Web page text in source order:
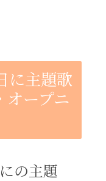
に主題歌
オープニ
の主題